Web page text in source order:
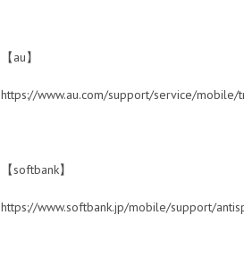
【au】
https://www.au.com/support/service/
【softbank】
https://www.softbank.jp/mobile/support/